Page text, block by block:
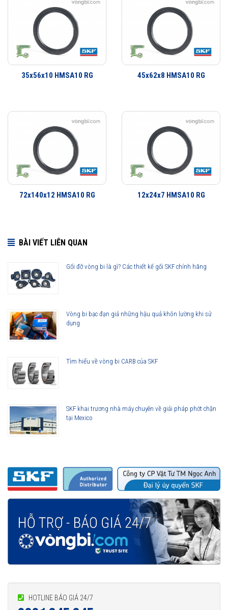
làm kín cho khách hàng từ thiết kế đến sản xuất số lượng lớn, từ lắp
cho thiết bị ban đầu đến thị trường thay thế sau đó.
Đại lý ủy quyền SKF chính hãng - SKF Authorized Distributor
0921 345 345 096 123 8558
35x56x10 HMSA10 RG 45x62x8 HMSA10 RG
72x140x12 HMSA10 RG 12x24x7 HMSA10 RG
BÀI VIẾT LIÊN QUAN
Gối đỡ vòng bi là gì? Các thiết kế gối SKF chính hãng
Vòng bi bạc đạn giả những hậu quả khôn lường khi sử
dụng
Tìm hiểu về vòng bi CARB của SKF
SKF khai trương nhà máy chuyên về giải pháp phớt chặn
tại Mexico
HOTLINE BÁO GIÁ 24/7